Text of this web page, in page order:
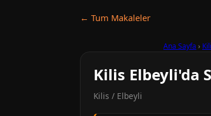
← Tum Makaleler
Ana Sayfa ›
Kilis Elbeyli'da
Kilis / Elbeyli